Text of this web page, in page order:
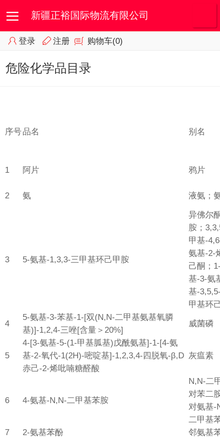
新疆正裕国际物流有限公司
首页 我的订单 会员专区
登录 注册 购物车(0)
危险化学品目录
序号品名 别名
1 阿片 鸦片
2 氨 液氨；
3 5-氨基-1,3,3-三甲基环己甲胺
异佛尔
胺；
甲基-
氨基-2-
己酮；
基-3-氨
基-
甲基环
4
5-氨基-3-苯基-1-[双(N,N-二甲基氨基氧膦
基)]-1,2,4-三唑[含量＞20%]
威菌磷
5
4-[3-氨基-5-(1-甲基胍基)戊酰氨基]-1-[4-氨
基-2-氧代-1(2H)-嘧啶基]-1,2,3,4-四脱氧-β,D
赤己-2-烯吡喃糖醛酸
灰瘟素
6 4-氨基-N,N-二甲基苯胺
N,N-二
对苯二
对氨基-
二甲基
7
2-氨基苯酚
邻氨基